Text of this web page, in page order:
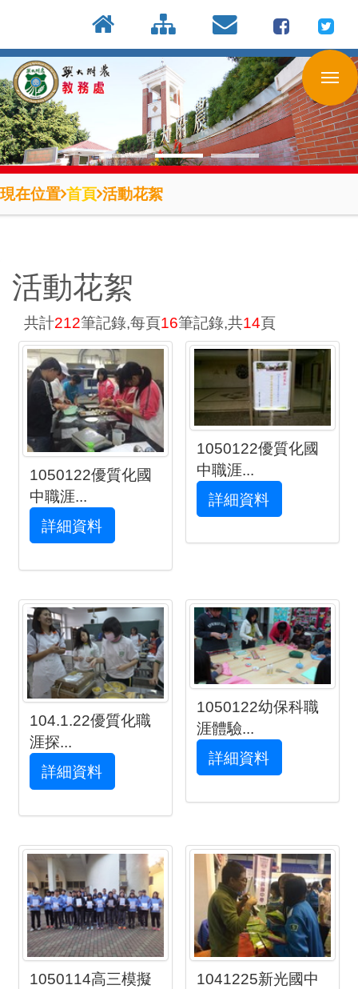
到
主
要
內
容
區
現在位置 首頁 活動花絮
活動花絮
:::
共計212筆記錄,每頁16筆記錄,共14頁
1050122優質化國
中職涯...
詳細資料
1050122優質化國
中職涯...
詳細資料
104.1.22優質化職
涯探...
詳細資料
1050122幼保科職
涯體驗...
詳細資料
1050114高三模擬
1041225新光國中